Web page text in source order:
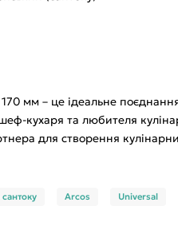
мм – це ідеальне
кухаря та любителя
для створення
сантоку Arcos Universal